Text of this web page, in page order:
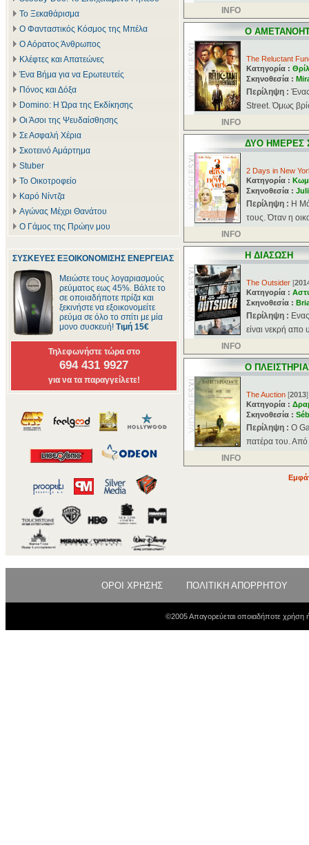
Το Ξεκαθάρισμα
Ο Φανταστικός Κόσμος της Μπέλα
Ο Αόρατος Άνθρωπος
Κλέφτες και Απατεώνες
Ένα Βήμα για να Ερωτευτείς
Πόνος και Δόξα
Domino: Η Ώρα της Εκδίκησης
Οι Άσοι της Ψευδαίσθησης
Σε Ασφαλή Χέρια
Σκοτεινό Αμάρτημα
Stuber
Το Οικοτροφείο
Καρό Νίντζα
Αγώνας Μέχρι Θανάτου
Ο Γάμος της Πρώην μου
ΣΥΣΚΕΥΕΣ ΕΞΟΙΚΟΝΟΜΙΣΗΣ ΕΝΕΡΓΕΙΑΣ
Μειώστε τους λογαριασμούς
ρεύματος εως 45%. Βάλτε το
σε οποιαδήποτε πρίζα και
ξεκινήστε να εξοικονομείτε
ρεύμα σε όλο το σπίτι με μία
μονο συσκευή! Τιμή 15€
Τηλεφωνήστε τώρα στο
694 431 9927
για να τα παραγγείλετε!
INFO
Ο
The Reluctant
Κατηγορία :
Σκηνοθεσία :
Περίληψη :
Street. Όμως
INFO
ΔΥΟ ΗΜΕΡΕΣ
2 Days in New
Κατηγορία :
Σκηνοθεσία :
Περίληψη : Η
τους. Όταν η
INFO
Η ΔΙΑΣΩΣΗ
The Outsider [
Κατηγορία :
Σκηνοθεσία :
Περίληψη :
είναι νεκρή απο
INFO
Ο
The Auction [2013]
Κατηγορία :
Σκηνοθεσία :
Περίληψη : Ο
πατέρα του. Από
INFO
ΟΡΟΙ ΧΡΗΣΗΣ ΠΟΛΙΤΙΚΗ ΑΠΟΡΡΗΤΟΥ
©2005 Απαγορεύεται οποιαδήποτε χρήση